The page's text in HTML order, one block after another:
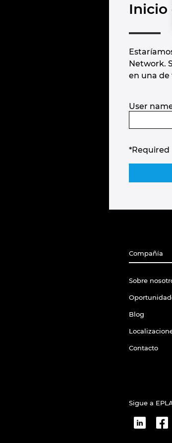
Inicio
Network.
en una de
User
*Required
Compañía
Sobre
Blog
Contacto
Sigue a